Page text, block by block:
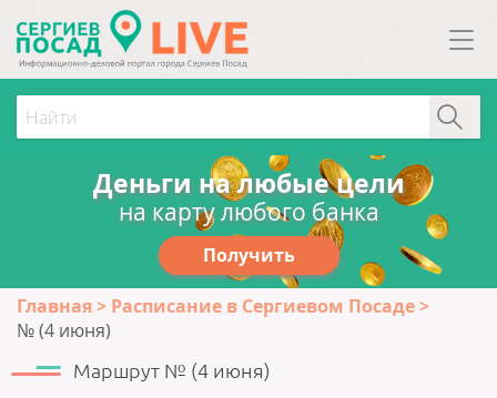
Деньги на любые цели
на карту любого банка
Получить
Главная
Расписание в Сергиевом Посаде
№ (4 июня)
Маршрут № (4 июня)